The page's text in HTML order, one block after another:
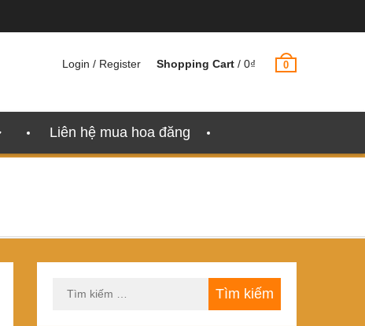
Login / Register Shopping Cart / 0₫ 0
Liên hệ mua hoa đăng
kiếm